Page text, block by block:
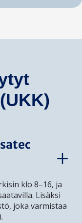
klo 8–16, ja
Lisäksi
joka varmistaa